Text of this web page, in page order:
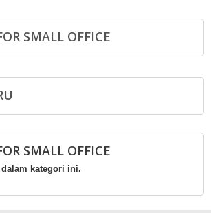
SMALL OFFICE
SMALL OFFICE
kategori ini.